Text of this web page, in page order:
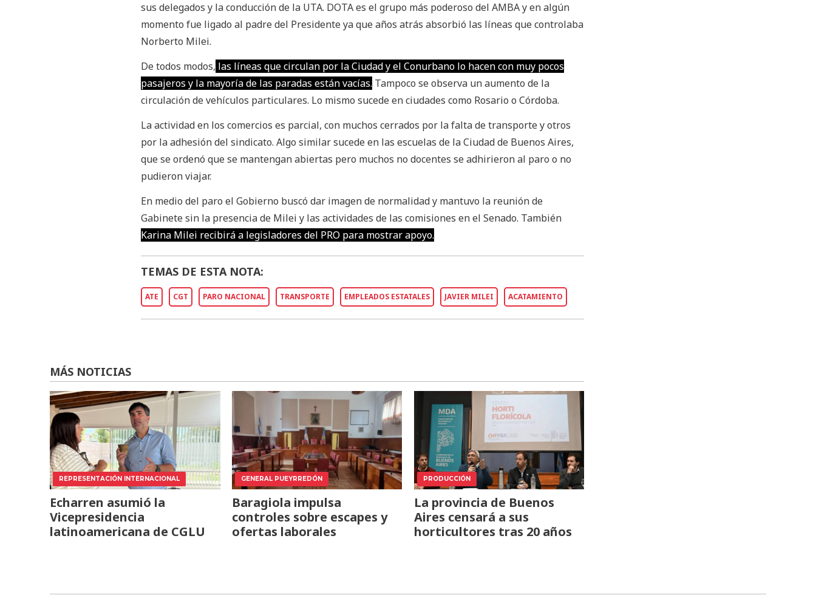
sus delegados y la conducción de la UTA. DOTA es el grupo más poderoso del AMBA y en algún
momento fue ligado al padre del Presidente ya que años atrás absorbió las líneas que controlaba
Norberto Milei.
De todos modos, las líneas que circulan por la Ciudad y el Conurbano lo hacen con muy pocos
pasajeros y la mayoría de las paradas están vacías. Tampoco se observa un aumento de la
circulación de vehículos particulares. Lo mismo sucede en ciudades como Rosario o Córdoba.
La actividad en los comercios es parcial, con muchos cerrados por la falta de transporte y otros
por la adhesión del sindicato. Algo similar sucede en las escuelas de la Ciudad de Buenos Aires,
que se ordenó que se mantengan abiertas pero muchos no docentes se adhirieron al paro o no
pudieron viajar.
En medio del paro el Gobierno buscó dar imagen de normalidad y mantuvo la reunión de
Gabinete sin la presencia de Milei y las actividades de las comisiones en el Senado. También
Karina Milei recibirá a legisladores del PRO para mostrar apoyo.
TEMAS DE ESTA NOTA:
ATE CGT PARO NACIONAL TRANSPORTE EMPLEADOS ESTATALES JAVIER MILEI ACATAMIENTO
MÁS NOTICIAS
REPRESENTACIÓN INTERNACIONAL
Echarren asumió la
Vicepresidencia
latinoamericana de CGLU
GENERAL PUEYRREDÓN
Baragiola impulsa
controles sobre escapes y
ofertas laborales
PRODUCCIÓN
La provincia de Buenos
Aires censará a sus
horticultores tras 20 años